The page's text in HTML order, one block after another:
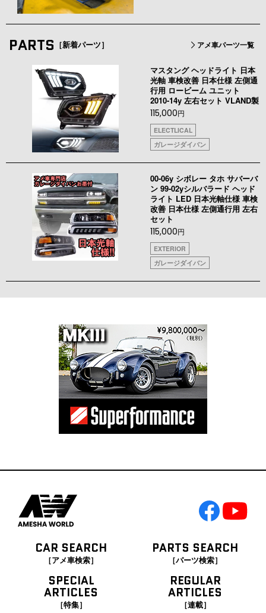
PARTS ［新着パーツ］ アメ車パーツ一覧
マスタング ヘッドライト 日本
光軸 車検改善 日本仕様 左側通
行用 ロービーム ユニット
2010-14y 左右セット VLAND製
115,000円
ELECTLICAL
ガレージダイバン
00-06y シボレー タホ サバーバ
ン 99-02yシルバラード ヘッド
ライト LED 日本光軸仕様 車検
改善 日本仕様 左側通行用 左右
セット
115,000円
EXTERIOR
ガレージダイバン
CAR SEARCH
［アメ車検索］
PARTS SEARCH
［パーツ検索］
SPECIAL
ARTICLES
［特集］
REGULAR
ARTICLES
［連載］